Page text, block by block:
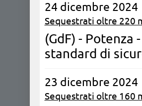
24 dicembre 2024
Sequestrati oltre 220
(GdF) -
standard di
23 dicembre 2024
Sequestrati oltre 160